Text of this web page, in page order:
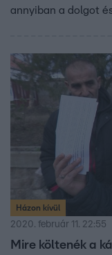
annyiban a dolgot
Házon kívül
2020. február 11. 22:55
Mire költenék a